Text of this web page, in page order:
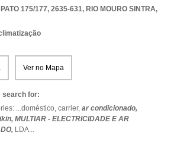
175/177, 2635-631, RIO MOURO SINTRA,
Ver no Mapa
search for:
...doméstico, carrier, ar condicionado,
MULTIAR - ELECTRICIDADE E AR
LDA...